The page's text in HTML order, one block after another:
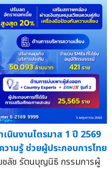
นินงานไตรมาส 1 ปี 2569
วามรู้ ช่วยผู้ประกอบการไทย
ลัช รัตนบุญนิธิ กรรมการผู้